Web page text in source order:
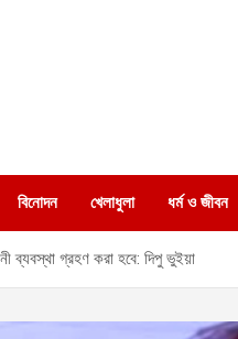
বিনোদন খেলাধুলা ধর্ম ও জীবন
গ্রহণ করা হবে: দিপু ভুইয়া